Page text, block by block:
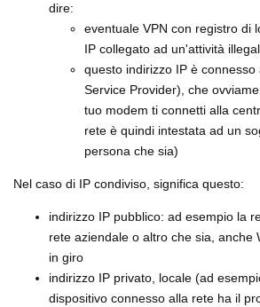
dire:
eventuale VPN con registro di
IP collegato ad un'attività
questo indirizzo IP è connesso
Service Provider), che
tuo modem ti connetti alla
rete è quindi intestata ad un
persona che sia)
Nel caso di IP condiviso, significa questo:
indirizzo IP pubblico: ad esempio la
rete aziendale o altro che sia, anche
in giro
indirizzo IP privato, locale (ad
dispositivo connesso alla rete ha il